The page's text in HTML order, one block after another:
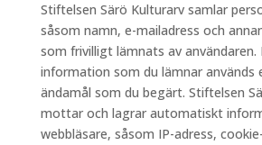
Stiftelsen Särö Kulturarv samlar
såsom namn, e-mailadress och
som frivilligt lämnats av användaren.
information som du lämnar används
ändamål som du begärt. Stiftelsen
mottar och lagrar automatiskt
webbläsare, såsom IP-adress,